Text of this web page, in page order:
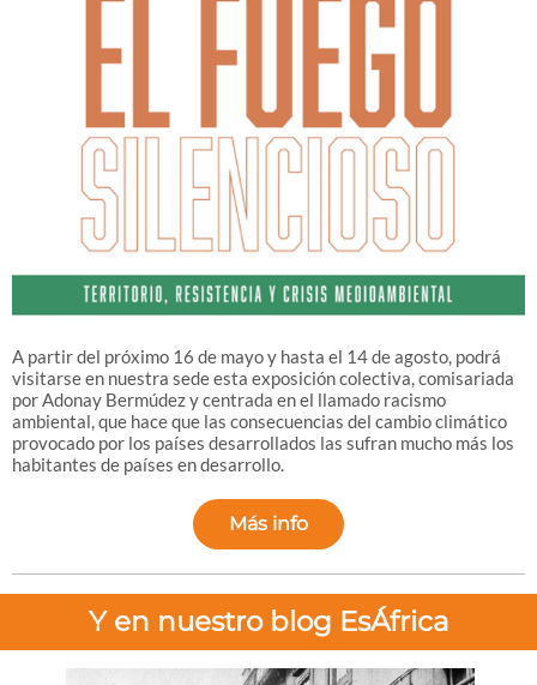
A partir del próximo 16 de mayo y hasta el 14 de agosto, podrá
visitarse en nuestra sede esta exposición colectiva, comisariada
por Adonay Bermúdez y centrada en el llamado racismo
ambiental, que hace que las consecuencias del cambio climático
provocado por los países desarrollados las sufran mucho más los
habitantes de países en desarrollo.
Más info
Y en nuestro blog EsÁfrica